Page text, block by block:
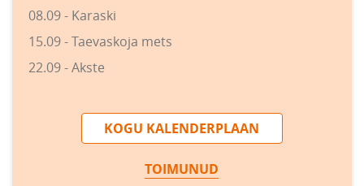
08.09 - Karaski
15.09 - Taevaskoja mets
22.09 - Akste
KOGU KALENDERPLAAN
TOIMUNUD